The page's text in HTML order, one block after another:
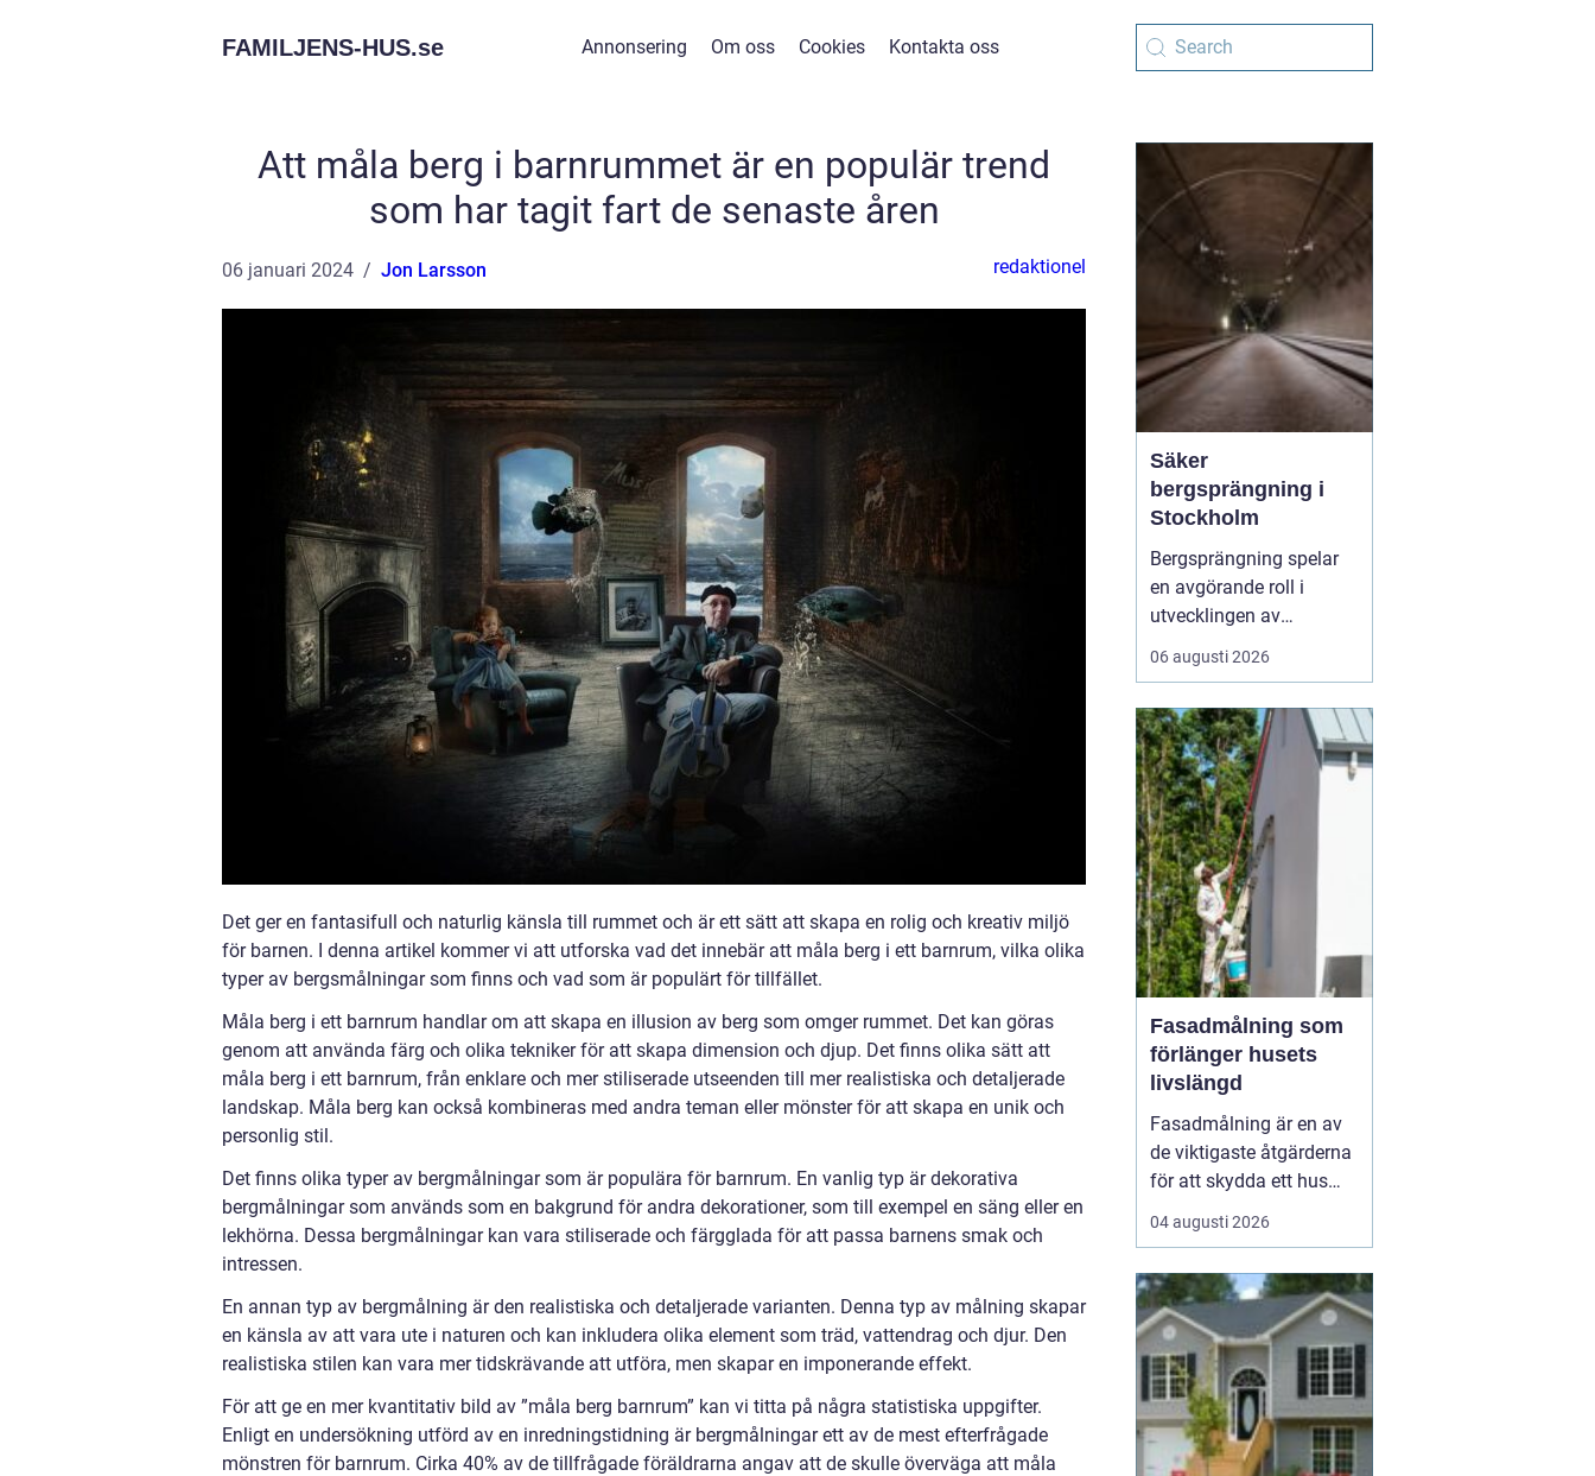
FAMILJENS-HUS.se Annonsering Om oss Cookies Kontakta oss
Att måla berg i barnrummet är en populär trend
som har tagit fart de senaste åren
06 januari 2024 Jon Larsson redaktionel
Det ger en fantasifull och naturlig känsla till rummet och är ett sätt att skapa en rolig och kreativ miljö
för barnen. I denna artikel kommer vi att utforska vad det innebär att måla berg i ett barnrum, vilka olika
typer av bergsmålningar som finns och vad som är populärt för tillfället.
Måla berg i ett barnrum handlar om att skapa en illusion av berg som omger rummet. Det kan göras
genom att använda färg och olika tekniker för att skapa dimension och djup. Det finns olika sätt att
måla berg i ett barnrum, från enklare och mer stiliserade utseenden till mer realistiska och detaljerade
landskap. Måla berg kan också kombineras med andra teman eller mönster för att skapa en unik och
personlig stil.
Det finns olika typer av bergmålningar som är populära för barnrum. En vanlig typ är dekorativa
bergmålningar som används som en bakgrund för andra dekorationer, som till exempel en säng eller en
lekhörna. Dessa bergmålningar kan vara stiliserade och färgglada för att passa barnens smak och
intressen.
En annan typ av bergmålning är den realistiska och detaljerade varianten. Denna typ av målning skapar
en känsla av att vara ute i naturen och kan inkludera olika element som träd, vattendrag och djur. Den
realistiska stilen kan vara mer tidskrävande att utföra, men skapar en imponerande effekt.
För att ge en mer kvantitativ bild av ”måla berg barnrum” kan vi titta på några statistiska uppgifter.
Enligt en undersökning utförd av en inredningstidning är bergmålningar ett av de mest efterfrågade
mönstren för barnrum. Cirka 40% av de tillfrågade föräldrarna angav att de skulle överväga att måla
Säker
bergsprängning i
Stockholm
Bergsprängning spelar
en avgörande roll i
utvecklingen av
moderna städer och
infrastruktur, särskilt i en
Stockholm. Genom en
kombination av teknisk
skicklighet och precision
skapas utrymme för nya
byggnad...
06 augusti 2026
Fasadmålning som
förlänger husets
livslängd
Fasadmålning är en av
de viktigaste åtgärderna
för att skydda ett hus
mot väder, vind och
slitage över tid. Genom
noggrant, välja rätt
färgsystem och utföra
målningsmo...
04 augusti 2026